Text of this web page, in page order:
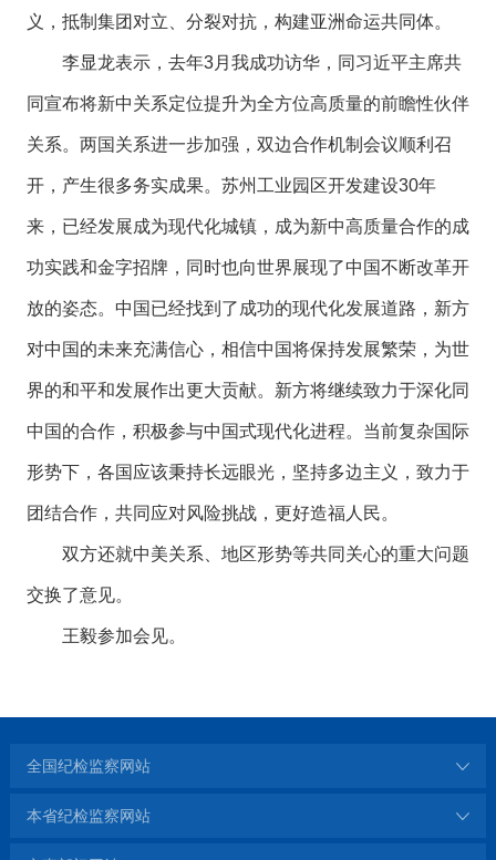
义，抵制集团对立、分裂对抗，构建亚洲命运共同体。
李显龙表示，去年3月我成功访华，同习近平主席共
同宣布将新中关系定位提升为全方位高质量的前瞻性伙伴
关系。两国关系进一步加强，双边合作机制会议顺利召
开，产生很多务实成果。苏州工业园区开发建设30年
来，已经发展成为现代化城镇，成为新中高质量合作的成
功实践和金字招牌，同时也向世界展现了中国不断改革开
放的姿态。中国已经找到了成功的现代化发展道路，新方
对中国的未来充满信心，相信中国将保持发展繁荣，为世
界的和平和发展作出更大贡献。新方将继续致力于深化同
中国的合作，积极参与中国式现代化进程。当前复杂国际
形势下，各国应该秉持长远眼光，坚持多边主义，致力于
团结合作，共同应对风险挑战，更好造福人民。
双方还就中美关系、地区形势等共同关心的重大问题
交换了意见。
王毅参加会见。
全国纪检监察网站
本省纪检监察网站